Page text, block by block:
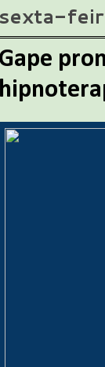
sexta-
Gape